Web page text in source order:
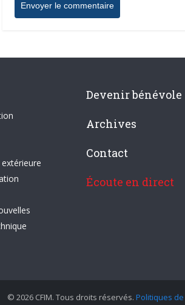
Devenir bénévole
Archives
Contact
Écoute en direct
© 2026 CFIM. Tous droits réservés. Politiques de